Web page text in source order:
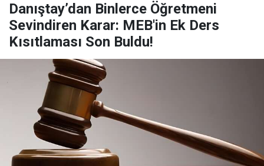
Danıştay’dan Binlerce Öğretmeni
Sevindiren Karar: MEB'in Ek Ders
Kısıtlaması Son Buldu!